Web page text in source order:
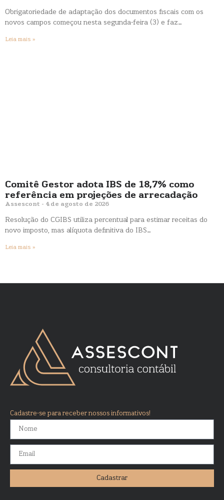
Obrigatoriedade de adaptação dos documentos fiscais com os
novos campos começou nesta segunda-feira (3) e faz…
Leia mais »
Comitê Gestor adota IBS de 18,7% como
referência em projeções de arrecadação
Assescont 4 de agosto de 2026
Resolução do CGIBS utiliza percentual para estimar receitas do
novo imposto, mas alíquota definitiva do IBS…
Leia mais »
Cadastre-se para receber nossos informativos!
Cadastrar